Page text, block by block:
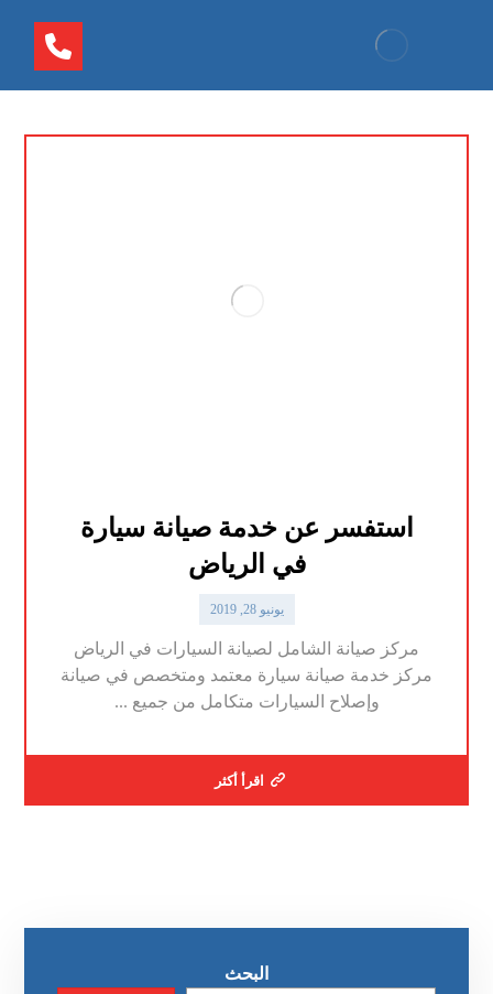
استفسر عن خدمة صيانة سيارة
في الرياض
يونيو 28, 2019
مركز صيانة الشامل لصيانة السيارات في الرياض
مركز خدمة صيانة سيارة معتمد ومتخصص في صيانة
وإصلاح السيارات متكامل من جميع ...
اقرأ أكثر
البحث